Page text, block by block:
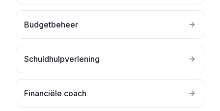
Budgetbeheer
Schuldhulpverlening
Financiële coach